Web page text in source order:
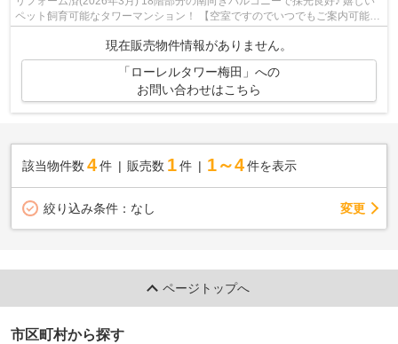
ペット飼育可能なタワーマンション！ 【空室ですのでいつでもご案内可能で
す！】
現在販売物件情報がありません。
「ローレルタワー梅田」への
お問い合わせはこちら
該当物件数 4件 販売数 1 件 1～4 件を表示
絞り込み条件： なし 変更
ページトップへ
市区町村から探す